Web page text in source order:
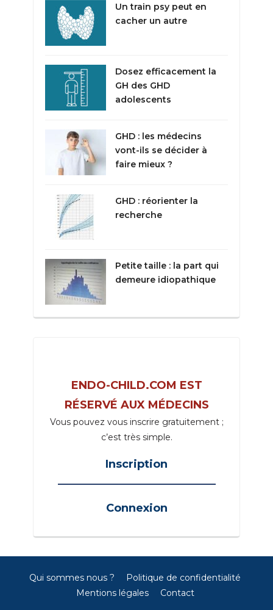
Un train psy peut en
cacher un autre
Dosez efficacement la
GH des GHD
adolescents
GHD : les médecins
vont-ils se décider à
faire mieux ?
GHD : réorienter la
recherche
Petite taille : la part qui
demeure idiopathique
ENDO-CHILD.COM EST
RÉSERVÉ AUX MÉDECINS
Vous pouvez vous inscrire gratuitement ;
c’est très simple.
Inscription
_____________________________________
Connexion
Qui sommes nous ?
Politique de confidentialité
Mentions légales
Contact